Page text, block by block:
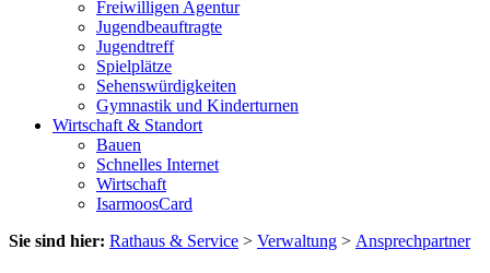
Freiwilligen Agentur
Jugendbeauftragte
Jugendtreff
Spielplätze
Sehenswürdigkeiten
Gymnastik und Kinderturnen
Wirtschaft & Standort
Bauen
Schnelles Internet
Wirtschaft
IsarmoosCard
Sie sind hier: Rathaus & Service > Verwaltung > Ansprechpartner